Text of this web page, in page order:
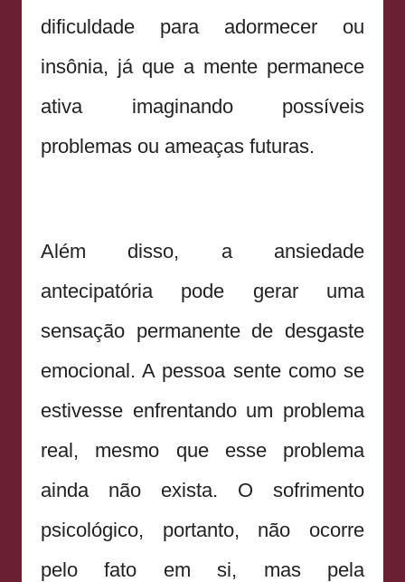
dificuldade para adormecer ou
insônia, já que a mente permanece
ativa imaginando possíveis
problemas ou ameaças futuras.
Além disso, a ansiedade
antecipatória pode gerar uma
sensação permanente de desgaste
emocional. A pessoa sente como se
estivesse enfrentando um problema
real, mesmo que esse problema
ainda não exista. O sofrimento
psicológico, portanto, não ocorre
pelo fato em si, mas pela